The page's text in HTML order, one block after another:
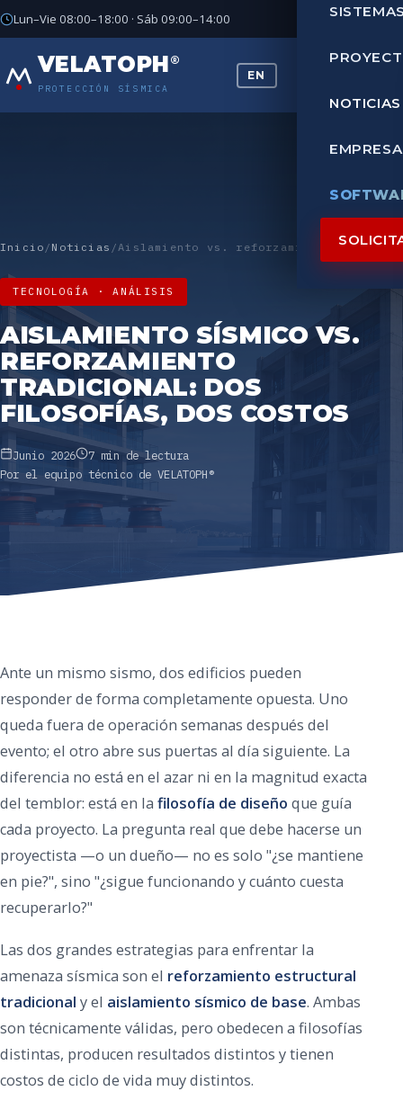
Lun–Vie 08:00–18:00 · Sáb 09:00–14:00
VELATOPH ®
PROTECCIÓN SÍSMICA
NOTICIAS
EMPRESA
EN
Inicio / Noticias /Aislamiento vs. reforzamiento
TECNOLOGÍA · ANÁLISIS
AISLAMIENTO SÍSMICO VS.
REFORZAMIENTO
TRADICIONAL: DOS
FILOSOFÍAS, DOS COSTOS
Junio 2026
7 min de lectura
Por el equipo técnico de VELATOPH®
Ante un mismo sismo, dos edificios pueden
responder de forma completamente opuesta. Uno
queda fuera de operación semanas después del
evento; el otro abre sus puertas al día siguiente. La
diferencia no está en el azar ni en la magnitud exacta
del temblor: está en la filosofía de diseño que guía
cada proyecto. La pregunta real que debe hacerse un
proyectista —o un dueño— no es solo "¿se mantiene
en pie?", sino "¿sigue funcionando y cuánto cuesta
recuperarlo?"
Las dos grandes estrategias para enfrentar la
amenaza sísmica son el reforzamiento estructural
tradicional y el aislamiento sísmico de base. Ambas
son técnicamente válidas, pero obedecen a filosofías
distintas, producen resultados distintos y tienen
costos de ciclo de vida muy distintos.